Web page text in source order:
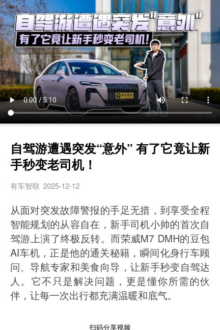
自驾游遭遇突发“意外” 有了它竟让新
手秒变老司机！
有车智联 2025-12-12
从面对突发故障警报的手足无措，到享受全程
智能规划的从容自在，新手司机小帅的首次自
驾游上演了终极反转。而荣威M7 DMH的豆包
AI车机，正是他的通关秘籍，瞬间化身行车顾
问、导航专家和美食向导，让新手秒变自驾达
人。它不只是解决问题，更是懂你所需的伙
伴，让每一次出行都充满温暖和底气。
扫码分享视频